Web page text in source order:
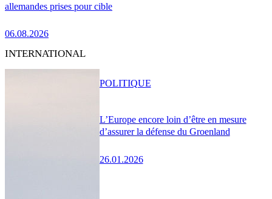
allemandes prises pour cible
06.08.2026
INTERNATIONAL
L’Europe encore loin d’être en mesure
d’assurer la défense du Groenland
26.01.2026
POLITIQUE